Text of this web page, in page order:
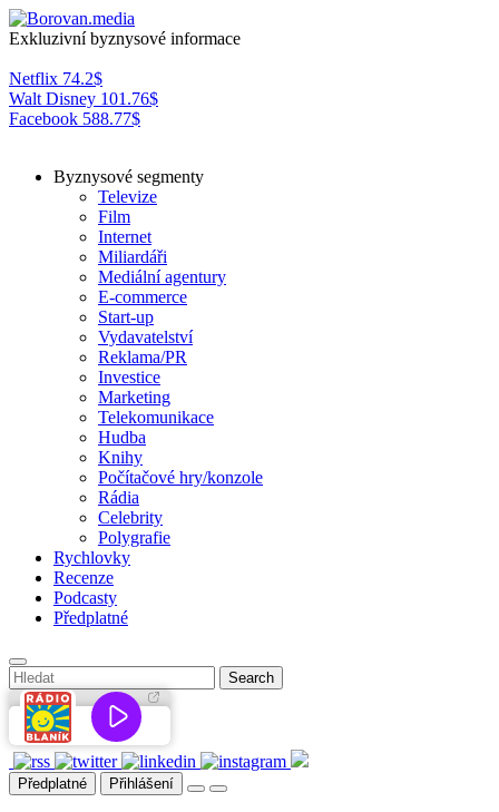
Exkluzivní byznysové informace
Netflix 74.2$
Walt Disney 101.76$
Facebook 588.77$
Byznysové segmenty
Televize
Film
Internet
Miliardáři
Mediální agentury
E-commerce
Start-up
Vydavatelství
Reklama/PR
Investice
Marketing
Telekomunikace
Hudba
Knihy
Počítačové hry/konzole
Rádia
Celebrity
Polygrafie
Rychlovky
Recenze
Podcasty
Předplatné
Předplatné Přihlášení